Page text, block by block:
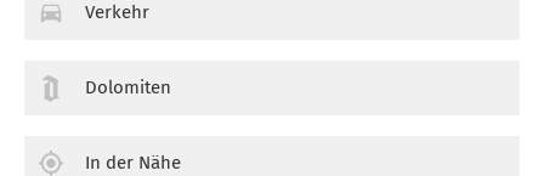
Verkehr
Dolomiten
In der Nähe